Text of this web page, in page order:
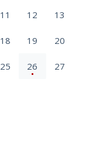
11 12 13
18 19 20
25 26 27